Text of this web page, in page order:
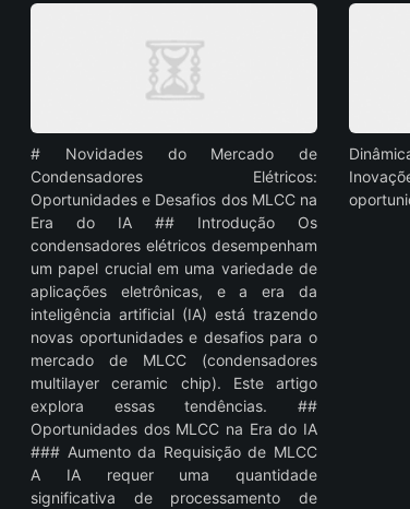
# Novidades do Mercado de
Condensadores Elétricos:
Oportunidades e Desafios dos MLCC na
Era do IA ## Introdução Os
condensadores elétricos desempenham
um papel crucial em uma variedade de
aplicações eletrônicas, e a era da
inteligência artificial (IA) está trazendo
novas oportunidades e desafios para o
mercado de MLCC (condensadores
multilayer ceramic chip). Este artigo
explora essas tendências. ##
Oportunidades dos MLCC na Era do IA
### Aumento da Requisição de MLCC
A IA requer uma quantidade
significativa de processamento de